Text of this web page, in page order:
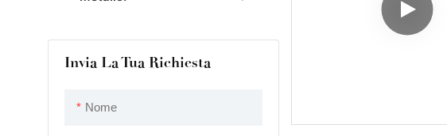
Invia La Tua Richiesta
Nome